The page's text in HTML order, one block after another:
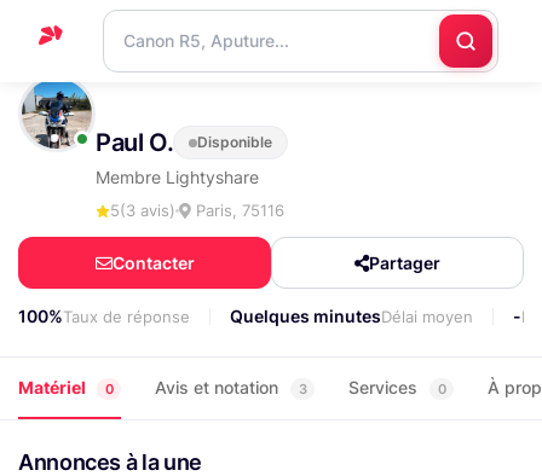
Accueil
Support
Nous
contacter
Paul O. Disponible
Membre Lightyshare
5(3 avis) Paris, 75116
Contacter Partager
100%Taux de réponse Quelques minutesDélai moyen -
Matériel 0 Avis et notation 3 Services 0 À
Annonces à la une